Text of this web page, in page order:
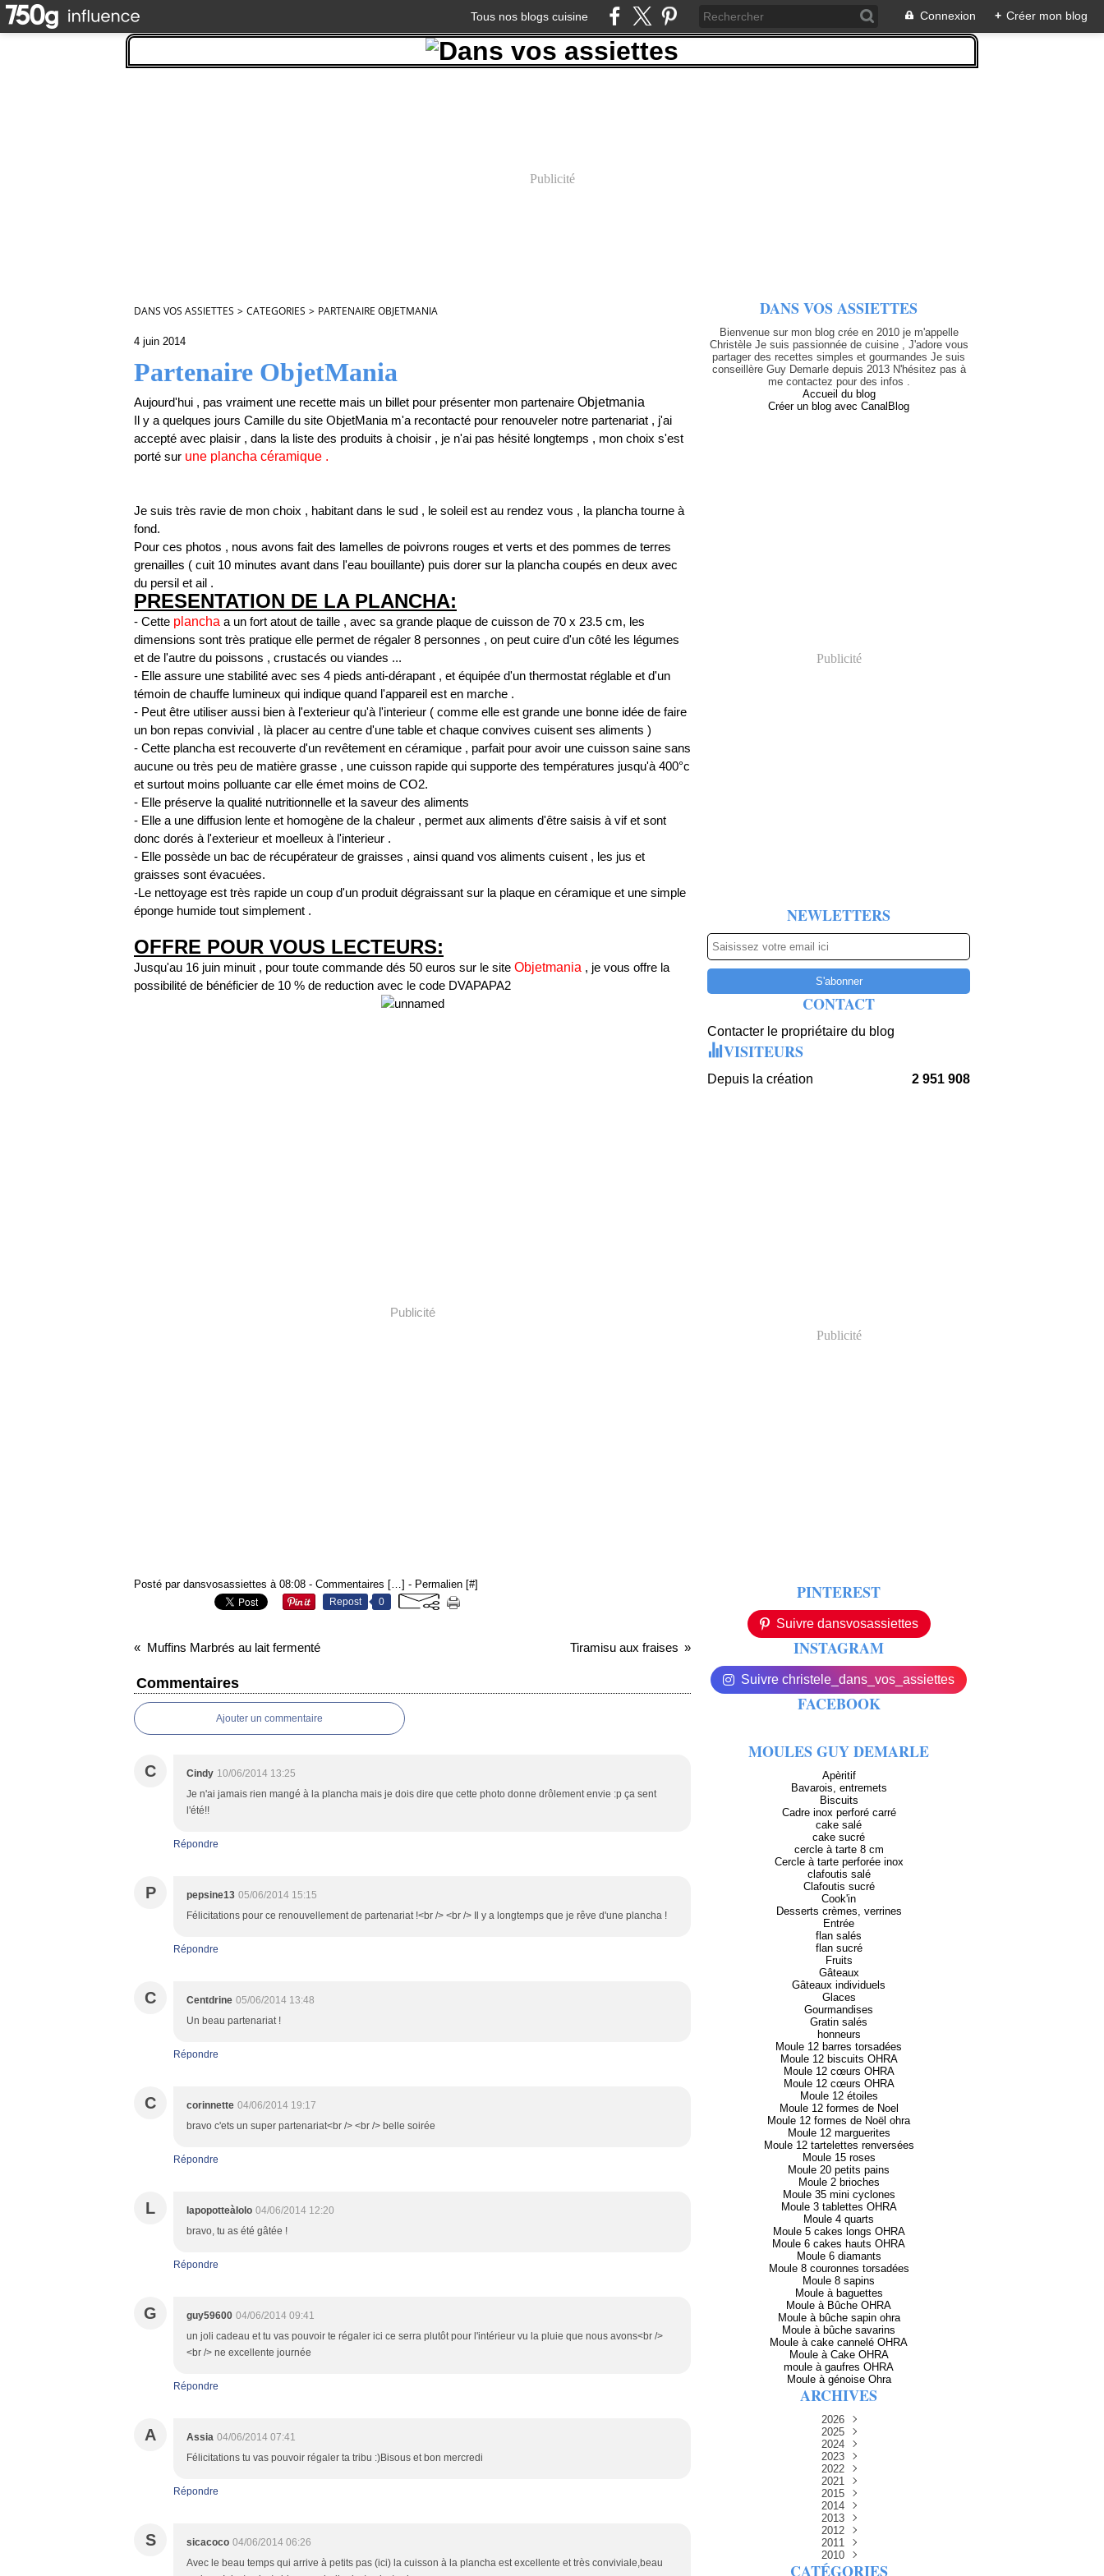
Tous nos blogs cuisine Connexion + Créer mon blog
Publicité
DANS VOS ASSIETTES > CATEGORIES > PARTENAIRE OBJETMANIA
4 juin 2014
Partenaire ObjetMania
Aujourd'hui , pas vraiment une recette mais un billet pour présenter mon partenaire Objetmania
Il y a quelques jours Camille du site ObjetMania m'a recontacté pour renouveler notre partenariat , j'ai
accepté avec plaisir , dans la liste des produits à choisir , je n'ai pas hésité longtemps , mon choix s'est
porté sur une plancha céramique .
Je suis très ravie de mon choix , habitant dans le sud , le soleil est au rendez vous , la plancha tourne à
fond.
Pour ces photos , nous avons fait des lamelles de poivrons rouges et verts et des pommes de terres
grenailles ( cuit 10 minutes avant dans l'eau bouillante) puis dorer sur la plancha coupés en deux avec
du persil et ail .
PRESENTATION DE LA PLANCHA:
- Cette plancha a un fort atout de taille , avec sa grande plaque de cuisson de 70 x 23.5 cm, les
dimensions sont très pratique elle permet de régaler 8 personnes , on peut cuire d'un côté les légumes
et de l'autre du poissons , crustacés ou viandes ...
- Elle assure une stabilité avec ses 4 pieds anti-dérapant , et équipée d'un thermostat réglable et d'un
témoin de chauffe lumineux qui indique quand l'appareil est en marche .
- Peut être utiliser aussi bien à l'exterieur qu'à l'interieur ( comme elle est grande une bonne idée de faire
un bon repas convivial , là placer au centre d'une table et chaque convives cuisent ses aliments )
- Cette plancha est recouverte d'un revêtement en céramique , parfait pour avoir une cuisson saine sans
aucune ou très peu de matière grasse , une cuisson rapide qui supporte des températures jusqu'à 400°c
et surtout moins polluante car elle émet moins de CO2.
- Elle préserve la qualité nutritionnelle et la saveur des aliments
- Elle a une diffusion lente et homogène de la chaleur , permet aux aliments d'être saisis à vif et sont
donc dorés à l'exterieur et moelleux à l'interieur .
- Elle possède un bac de récupérateur de graisses , ainsi quand vos aliments cuisent , les jus et
graisses sont évacuées.
-Le nettoyage est très rapide un coup d'un produit dégraissant sur la plaque en céramique et une simple
éponge humide tout simplement .
OFFRE POUR VOUS LECTEURS:
Jusqu'au 16 juin minuit , pour toute commande dés 50 euros sur le site Objetmania , je vous offre la
possibilité de bénéficier de 10 % de reduction avec le code DVAPAPA2
Publicité
Posté par dansvosassiettes à 08:08 - Commentaires […] - Permalien [#]
Repost 0
Muffins Marbrés au lait fermenté Tiramisu aux fraises
Commentaires
Ajouter un commentaire
C Cindy 10/06/2014 13:25
Je n'ai jamais rien mangé à la plancha mais je dois dire que cette photo donne drôlement envie :p ça sent
l'été!!
Répondre
P pepsine13 05/06/2014 15:15
Félicitations pour ce renouvellement de partenariat !<br /> <br /> Il y a longtemps que je rêve d'une plancha !
Répondre
C Centdrine 05/06/2014 13:48
Un beau partenariat !
Répondre
C corinnette 04/06/2014 19:17
bravo c'ets un super partenariat<br /> <br /> belle soirée
Répondre
L lapopotteàlolo 04/06/2014 12:20
bravo, tu as été gâtée !
Répondre
G guy59600 04/06/2014 09:41
un joli cadeau et tu vas pouvoir te régaler ici ce serra plutôt pour l'intérieur vu la pluie que nous avons<br />
<br /> ne excellente journée
Répondre
A Assia 04/06/2014 07:41
Félicitations tu vas pouvoir régaler ta tribu :)Bisous et bon mercredi
Répondre
S sicacoco 04/06/2014 06:26
Avec le beau temps qui arrive à petits pas (ici) la cuisson à la plancha est excellente et très conviviale,beau
DANS VOS ASSIETTES
Bienvenue sur mon blog crée en 2010 je m'appelle
Christèle Je suis passionnée de cuisine , J'adore vous
partager des recettes simples et gourmandes Je suis
conseillère Guy Demarle depuis 2013 N'hésitez pas à
me contactez pour des infos .
Accueil du blog
Créer un blog avec CanalBlog
Publicité
NEWLETTERS
CONTACT
Contacter le propriétaire du blog
VISITEURS
Depuis la création 2 951 908
Publicité
PINTEREST
Suivre dansvosassiettes
INSTAGRAM
Suivre christele_dans_vos_assiettes
FACEBOOK
MOULES GUY DEMARLE
Apèritif
Bavarois, entremets
Biscuits
Cadre inox perforé carré
cake salé
cake sucré
cercle à tarte 8 cm
Cercle à tarte perforée inox
clafoutis salé
Clafoutis sucré
Cook'in
Desserts crèmes, verrines
Entrée
flan salés
flan sucré
Fruits
Gâteaux
Gâteaux individuels
Glaces
Gourmandises
Gratin salés
honneurs
Moule 12 barres torsadées
Moule 12 biscuits OHRA
Moule 12 cœurs OHRA
Moule 12 cœurs OHRA
Moule 12 étoiles
Moule 12 formes de Noel
Moule 12 formes de Noël ohra
Moule 12 marguerites
Moule 12 tartelettes renversées
Moule 15 roses
Moule 20 petits pains
Moule 2 brioches
Moule 35 mini cyclones
Moule 3 tablettes OHRA
Moule 4 quarts
Moule 5 cakes longs OHRA
Moule 6 cakes hauts OHRA
Moule 6 diamants
Moule 8 couronnes torsadées
Moule 8 sapins
Moule à baguettes
Moule à Bûche OHRA
Moule à bûche sapin ohra
Moule à bûche savarins
Moule à cake cannelé OHRA
Moule à Cake OHRA
moule à gaufres OHRA
Moule à génoise Ohra
ARCHIVES
2026
Avril
(2)
Mars
(3)
Février(8)
Janvier(5)
2025
Décembre
Novembre
Octobre
Septembre
Août
(4)
Juillet(7)
Juin
(4)
Mai
(7)
Avril
(10)
Mars
(6)
Février(8)
2024
Décembre
Novembre
Octobre(13)
Septembre
Août
(9)
Juillet
(11)
Juin
(8)
Mai
(9)
Avril
(12)
Mars(12)
2023
Décembre
Novembre
Octobre(15)
Septembre
Août
(15)
Juillet
(15)
Juin
(15)
Mai (15)
Avril(15)
2022
Décembre
Novembre
Octobre(15)
Septembre
Août
(9)
Juillet
(12)
Juin
(7)
Mai(9)
2021
Décembre
Novembre
Octobre(14)
Septembre
Août
(8)
Juillet
(16)
Juin(11)
2015
Décembre
Juin
(1)
Mai
(1)
Mars
(2)
Février(7)
Janvier(4)
2014
Décembre
Novembre
Octobre(13)
Septembre
Août(1)
2013
Décembre
Novembre
Octobre(12)
Septembre(21)
2012
Décembre
Novembre
Octobre(30)
2011
Décembre
Novembre(30)
2010
Décembre(27)
CATÉGORIES